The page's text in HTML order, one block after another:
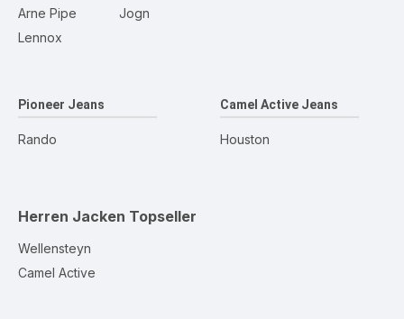
Arne Pipe
Lennox
Jogn
Pioneer Jeans
Rando
Camel Active Jeans
Houston
Herren Jacken Topseller
Wellensteyn
Camel Active